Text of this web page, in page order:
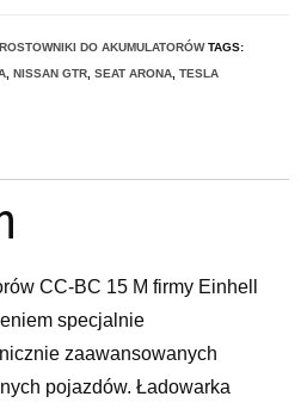
DO AKUMULATORÓW TAGS:
NISSAN GTR SEAT ARONA TESLA
CC-BC 15 M firmy Einhell
specjalnie
zaawansowanych
pojazdów. Ładowarka